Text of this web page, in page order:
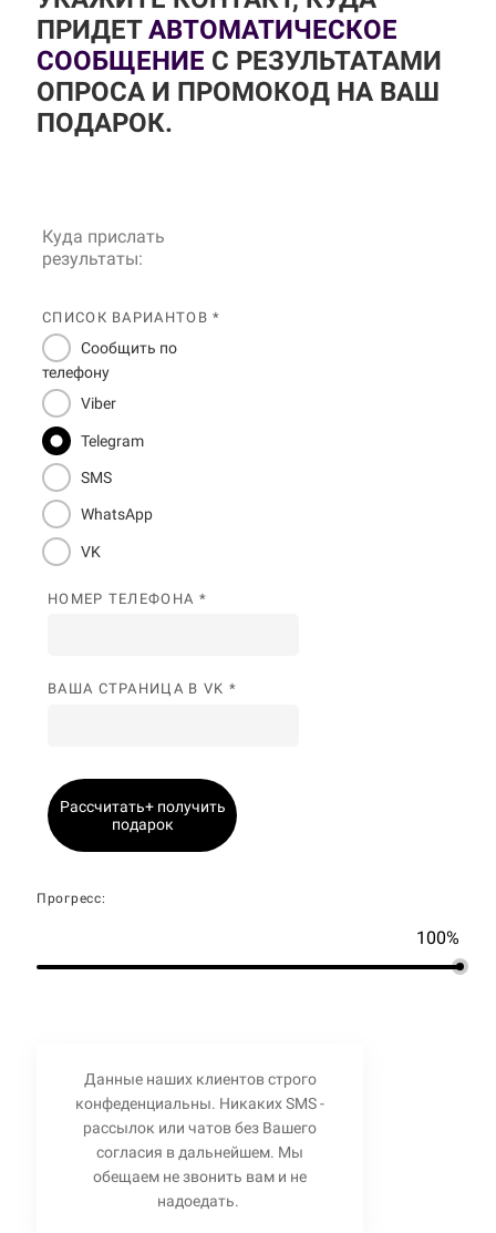
ПРИДЕТАВТОМАТИЧЕСКОЕ
СООБЩЕНИЕ С РЕЗУЛЬТАТАМИ
ОПРОСА И ПРОМОКОД НА ВАШ
ПОДАРОК.
Куда прислать
результаты:
СПИСОК ВАРИАНТОВ *
Сообщить по
телефону
Viber
Telegram
SMS
WhatsApp
VK
НОМЕР ТЕЛЕФОНА *
ВАША СТРАНИЦА В VK *
Рассчитать+ получить
подарок
Прогресс:
100%
Данные наших клиентов строго
конфеденциальны. Никаких SMS -
рассылок или чатов без Вашего
согласия в дальнейшем. Мы
обещаем не звонить вам и не
надоедать.